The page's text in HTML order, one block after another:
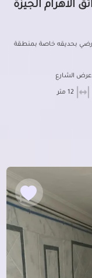
#فقط850,000_الف جنيه ارضي بحديقه خاصة بمنطقة
عرض الشارع